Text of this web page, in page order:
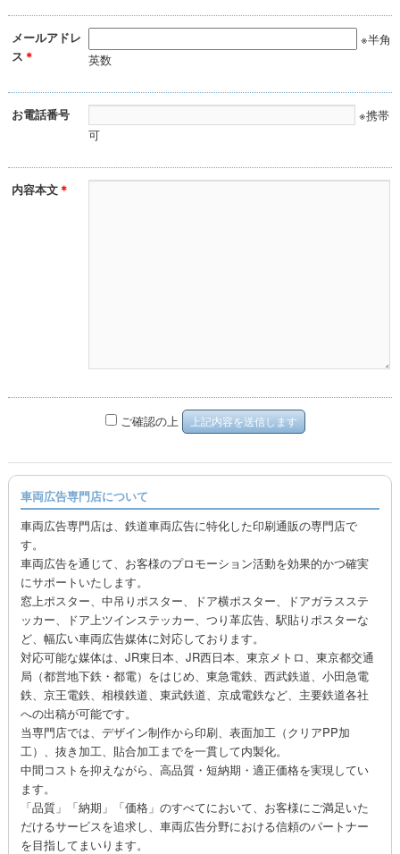
メールアドレ
ス ＊
※半角
英数
お電話番号
※携帯
可
内容本文 ＊
ご確認の上
車両広告専門店について
車両広告専門店は、鉄道車両広告に特化した印刷通販の専門店で
す。
車両広告を通じて、お客様のプロモーション活動を効果的かつ確実
にサポートいたします。
窓上ポスター、中吊りポスター、ドア横ポスター、ドアガラスステ
ッカー、ドア上ツインステッカー、つり革広告、駅貼りポスターな
ど、幅広い車両広告媒体に対応しております。
対応可能な媒体は、JR東日本、JR西日本、東京メトロ、東京都交通
局（都営地下鉄・都電）をはじめ、東急電鉄、西武鉄道、小田急電
鉄、京王電鉄、相模鉄道、東武鉄道、京成電鉄など、主要鉄道各社
への出稿が可能です。
当専門店では、デザイン制作から印刷、表面加工（クリアPP加
工）、抜き加工、貼合加工までを一貫して内製化。
中間コストを抑えながら、高品質・短納期・適正価格を実現してい
ます。
「品質」「納期」「価格」のすべてにおいて、お客様にご満足いた
だけるサービスを追求し、車両広告分野における信頼のパートナー
を目指してまいります。